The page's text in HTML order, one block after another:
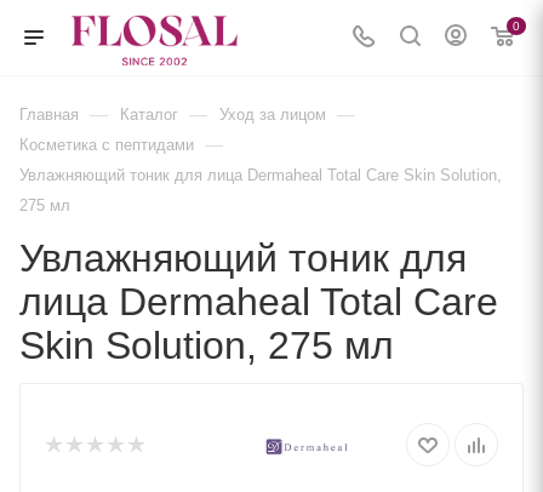
0
Главная — Каталог — Уход за лицом —
Косметика с пептидами —
Увлажняющий тоник для лица Dermaheal Total Care Skin Solution,
275 мл
Увлажняющий тоник для
лица Dermaheal Total Care
Skin Solution, 275 мл